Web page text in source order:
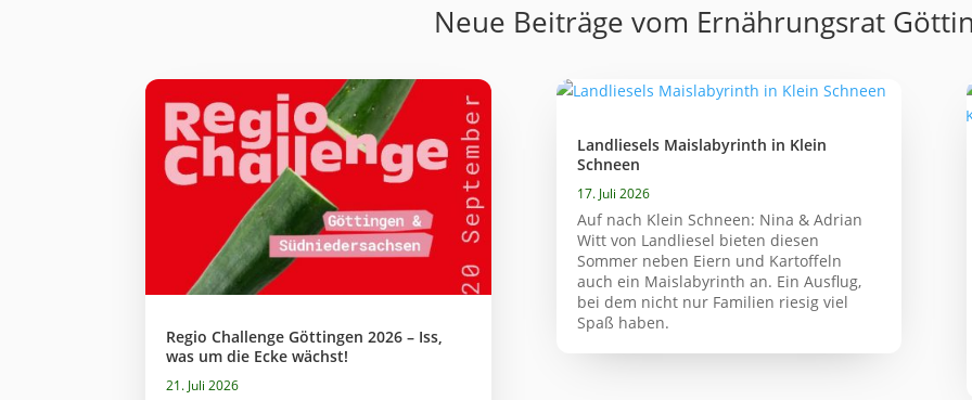
Neue Beiträge vom Ernährungsrat
Regio Challenge Göttingen 2026 – Iss,
was um die Ecke wächst!
21. Juli 2026
Landliesels Maislabyrinth in Klein
Schneen
17. Juli 2026
Auf nach Klein Schneen: Nina & Adrian
Witt von Landliesel bieten diesen
Sommer neben Eiern und Kartoffeln
auch ein Maislabyrinth an. Ein Ausflug,
bei dem nicht nur Familien riesig viel
Spaß haben.